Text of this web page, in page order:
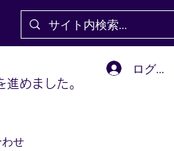
めました。
ログイン
せ